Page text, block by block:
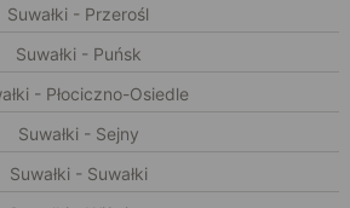
Suwałki - Przerośl
Suwałki - Puńsk
- Płociczno-Osiedle
Suwałki - Sejny
Suwałki - Suwałki